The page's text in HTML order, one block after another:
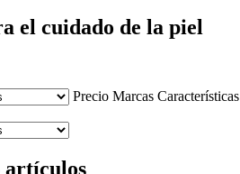
el cuidado de la piel
Precio Marcas Características
artículos